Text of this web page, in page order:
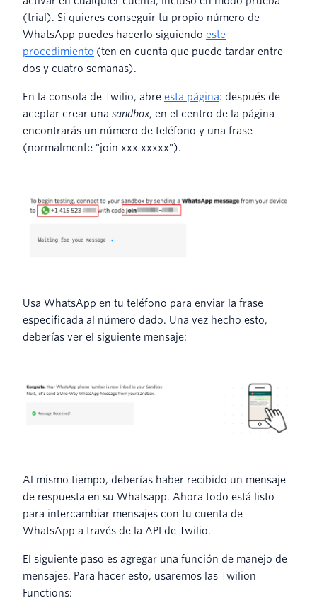
(trial). Si quieres conseguir tu propio número de
WhatsApp puedes hacerlo siguiendo este
procedimiento (ten en cuenta que puede tardar entre
dos y cuatro semanas).
En la consola de Twilio, abre esta página: después de
aceptar crear una sandbox, en el centro de la página
encontrarás un número de teléfono y una frase
(normalmente "join xxx-xxxxx").
Usa WhatsApp en tu teléfono para enviar la frase
especificada al número dado. Una vez hecho esto,
deberías ver el siguiente mensaje:
Al mismo tiempo, deberías haber recibido un mensaje
de respuesta en su Whatsapp. Ahora todo está listo
para intercambiar mensajes con tu cuenta de
WhatsApp a través de la API de Twilio.
El siguiente paso es agregar una función de manejo de
mensajes. Para hacer esto, usaremos las Twilion
Functions: